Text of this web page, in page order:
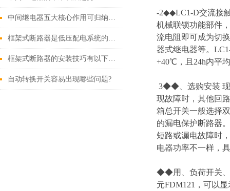
中间继电器五大核心作用可归纳如下
框架式断路器是低压配电系统的核心保护设备
框架式断路器的安装技巧有以下这些
自动转换开关容易出现哪些问题?
-2◆◆LC1-D交流接
机械联锁功能部件
流电阻即可成为切
器式继电器等。
+40℃，且24h内平
3◆◆、选购安装 现
现故障时，其他回
箱总开关一般选择
的漏电保护断路器
短路或漏电故障时
电器功率不一样，
◆◆用、负荷开关、
元FDM121，可以